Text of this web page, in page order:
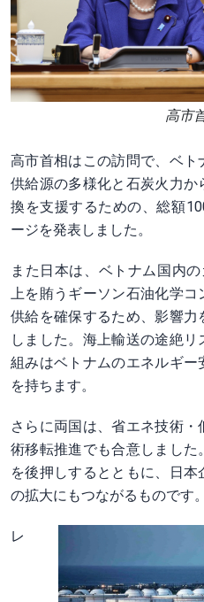
高市
高市首相はこの訪問で、ベ
供給源の多様化と石炭火力
換を支援するための、総額
ージを発表しました。
また日本は、ベトナム国内
上を賄うギーソン石油化学
供給を確保するため、影響
しました。海上輸送の途絶
組みはベトナムのエネルギ
を持ちます。
さらに両国は、省エネ技術
術移転推進でも合意しまし
を後押しするとともに、日
の拡大にもつながるものです。
レ